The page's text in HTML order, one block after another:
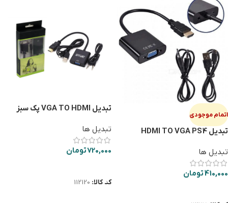
اتمام موجودی
تبدیل HDMI TO VGA PS4
تبدیل ها
410,000تومان
تبدیل VGA TO HDMI پک سبز
تبدیل ها
720,000تومان
کد کالا: 112120